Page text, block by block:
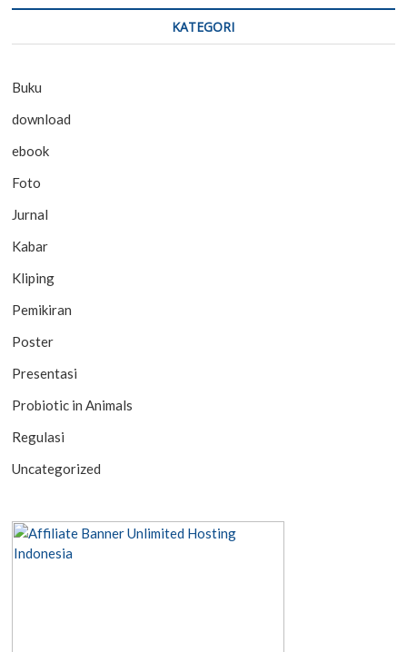
KATEGORI
Buku
download
ebook
Foto
Jurnal
Kabar
Kliping
Pemikiran
Poster
Presentasi
Probiotic in Animals
Regulasi
Uncategorized